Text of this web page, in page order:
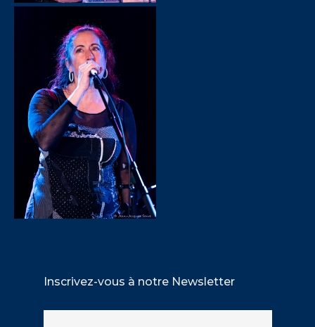
Inscrivez-vous à notre Newsletter